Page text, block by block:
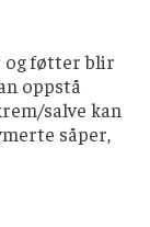
og føtter blir
oppstå
salve kan
såper,